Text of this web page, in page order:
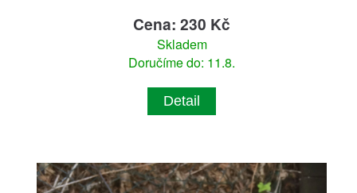
Cena: 230 Kč
Skladem
Doručíme do: 11.8.
Detail